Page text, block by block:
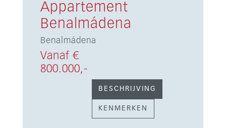
Appartement
Benalmádena
Benalmádena
Vanaf €
800.000,-
BESCHRIJVING
KENMERKEN